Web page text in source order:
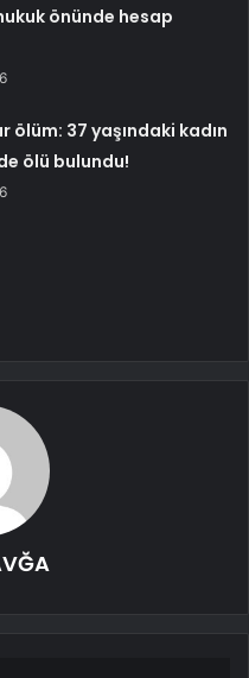
önünde hesap
ölüm: 37 yaşındaki kadın
ölü bulundu!